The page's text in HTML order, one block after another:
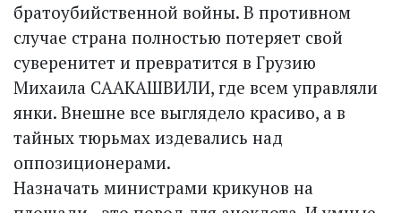
братоубийственной войны. В противном
случае страна полностью потеряет свой
суверенитет и превратится в Грузию
Михаила СААКАШВИЛИ, где всем управляли
янки. Внешне все выглядело красиво, а в
тайных тюрьмах издевались над
оппозиционерами.
Назначать министрами крикунов на